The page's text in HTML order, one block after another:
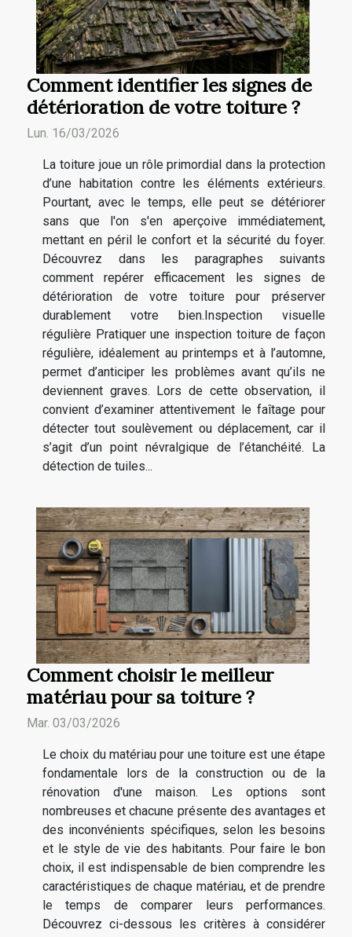
Comment identifier les signes de
détérioration de votre toiture ?
Lun. 16/03/2026
La toiture joue un rôle primordial dans la protection
d’une habitation contre les éléments extérieurs.
Pourtant, avec le temps, elle peut se détériorer
sans que l'on s'en aperçoive immédiatement,
mettant en péril le confort et la sécurité du foyer.
Découvrez dans les paragraphes suivants
comment repérer efficacement les signes de
détérioration de votre toiture pour préserver
durablement votre bien.Inspection visuelle
régulière Pratiquer une inspection toiture de façon
régulière, idéalement au printemps et à l’automne,
permet d’anticiper les problèmes avant qu’ils ne
deviennent graves. Lors de cette observation, il
convient d’examiner attentivement le faîtage pour
détecter tout soulèvement ou déplacement, car il
s’agit d’un point névralgique de l’étanchéité. La
détection de tuiles...
Comment choisir le meilleur
matériau pour sa toiture ?
Mar. 03/03/2026
Le choix du matériau pour une toiture est une étape
fondamentale lors de la construction ou de la
rénovation d'une maison. Les options sont
nombreuses et chacune présente des avantages et
des inconvénients spécifiques, selon les besoins
et le style de vie des habitants. Pour faire le bon
choix, il est indispensable de bien comprendre les
caractéristiques de chaque matériau, et de prendre
le temps de comparer leurs performances.
Découvrez ci-dessous les critères à considérer